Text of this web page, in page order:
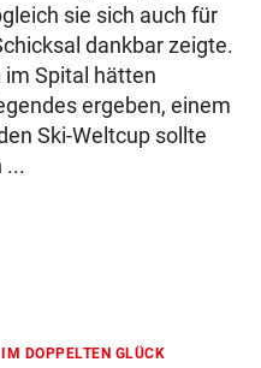
sie sich auch für
dankbar zeigte.
im Spital hätten
ergeben, einem
Ski-Weltcup sollte
...
IM DOPPELTEN GLÜCK